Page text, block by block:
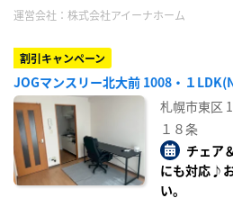
運営会社： 株式会社アイーナホーム
割引キャンペーン
JOGマンスリー北大前 1008・１
札幌市東区
１８条
チェア
にも対応♪
い。